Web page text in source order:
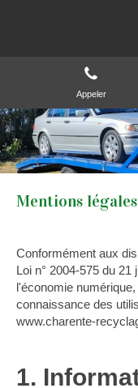
Appeler
Mentions légales
Conformément aux
Loi n° 2004-575 du
l'économie
connaissance des
www.charente-
1.